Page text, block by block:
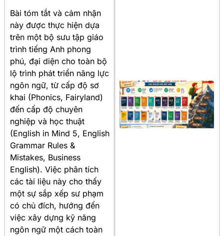
Bài tóm tắt và cảm nhận
này được thực hiện dựa
trên một bộ sưu tập giáo
trình tiếng Anh phong
phú, đại diện cho toàn bộ
lộ trình phát triển năng lực
ngôn ngữ, từ cấp độ sơ
khai (Phonics, Fairyland)
đến cấp độ chuyên
nghiệp và học thuật
(English in Mind 5, English
Grammar Rules &
Mistakes, Business
English). Việc phân tích
các tài liệu này cho thấy
một sự sắp xếp sư phạm
có chủ đích, hướng đến
việc xây dựng kỹ năng
ngôn ngữ một cách toàn